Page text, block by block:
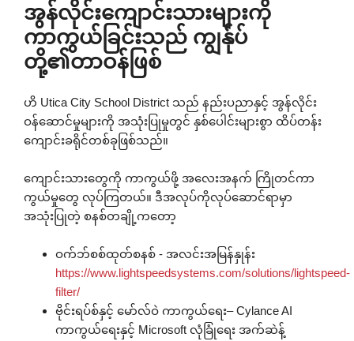
အွန်လိုင်းကျောင်းသားများကို
ကာကွယ်ခြင်းသည် ကျွန်ုပ်
တို့၏တာဝန်ဖြစ်
ဟိ Utica City School District သည် နည်းပညာနှင့် အွန်လိုင်း
ဝန်ဆောင်မှုများကို အသုံးပြုမှုတွင် နှစ်ပေါင်းများစွာ ထိပ်တန်း
ကျောင်းခရိုင်တစ်ခုဖြစ်သည်။
ကျောင်းသားတွေကို ကာကွယ်ဖို့ အလေးအနက် ကြိုတင်ကာ
ကွယ်မှုတွေ လုပ်ကြတယ်။ ဒီအလုပ်ကိုလုပ်ဆောင်ရာမှာ
အသုံးပြုတဲ့ စနစ်တချို့ကတော့
ဝက်ဘ်စစ်ထုတ်စနစ် - အလင်းအမြန်နှုန်း
https://www.lightspeedsystems.com/solutions/lightspeed-
filter/
ဗိုင်းရပ်စ်နှင့် မော်လ်ဝဲ ကာကွယ်ရေး– Cylance AI
ကာကွယ်ရေးနှင့် Microsoft လုံခြုံရေး အက်ဆဲန့်